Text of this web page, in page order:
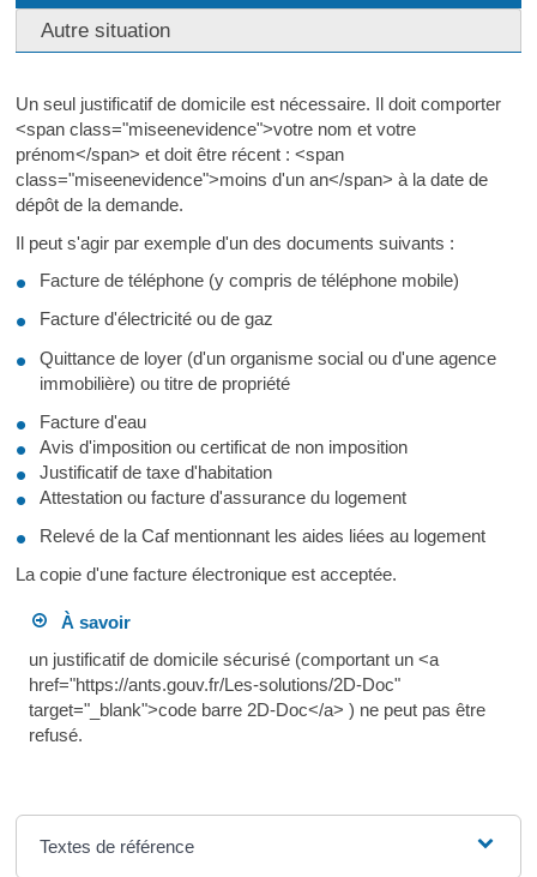
Autre situation
Un seul justificatif de domicile est nécessaire. Il doit comporter
<span class="miseenevidence">votre nom et votre
prénom</span> et doit être récent : <span
class="miseenevidence">moins d'un an</span> à la date de
dépôt de la demande.
Il peut s'agir par exemple d'un des documents suivants :
Facture de téléphone (y compris de téléphone mobile)
Facture d'électricité ou de gaz
Quittance de loyer (d'un organisme social ou d'une agence
immobilière) ou titre de propriété
Facture d'eau
Avis d'imposition ou certificat de non imposition
Justificatif de taxe d'habitation
Attestation ou facture d'assurance du logement
Relevé de la Caf mentionnant les aides liées au logement
La copie d'une facture électronique est acceptée.
À savoir
un justificatif de domicile sécurisé (comportant un <a
href="https://ants.gouv.fr/Les-solutions/2D-Doc"
target="_blank">code barre 2D-Doc</a> ) ne peut pas être
refusé.
Textes de référence